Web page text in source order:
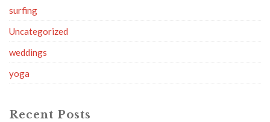
surfing
Uncategorized
weddings
yoga
Recent Posts